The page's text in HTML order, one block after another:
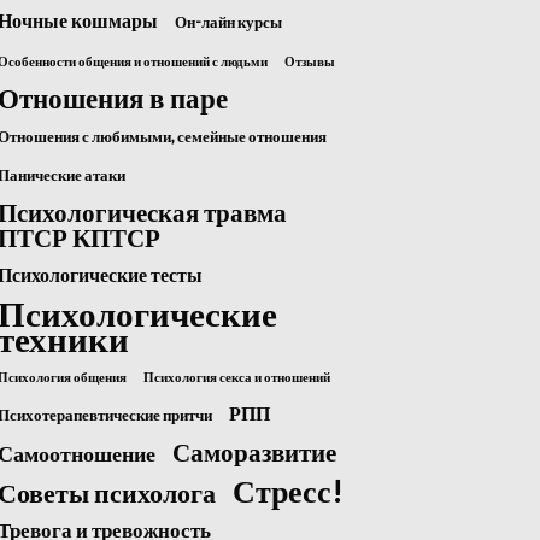
кошмары Он-лайн курсы
общения и отношений с людьми Отзывы
в паре
с любимыми, семейные отношения
атаки
травма
КПТСР
тесты
общения Психология секса и отношений
притчи РПП
Саморазвитие
психолога
Стресс!
и тревожность